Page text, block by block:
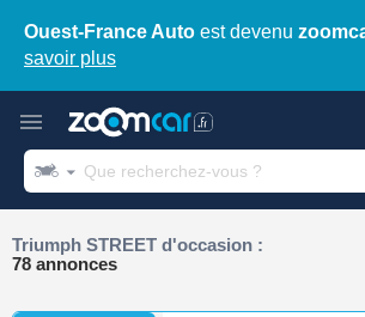
Ouest-France Auto est devenu
savoir plus
Triumph STREET d'occasion :
78 annonces